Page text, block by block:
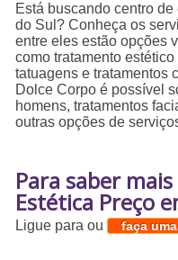
Está buscando centro
do Sul? Conheça os
entre eles estão opções
como tratamento
tatuagens e tratamentos
Dolce Corpo é possível
homens, tratamentos
outras opções de
Para saber
Estética Preço
Ligue paraou faça